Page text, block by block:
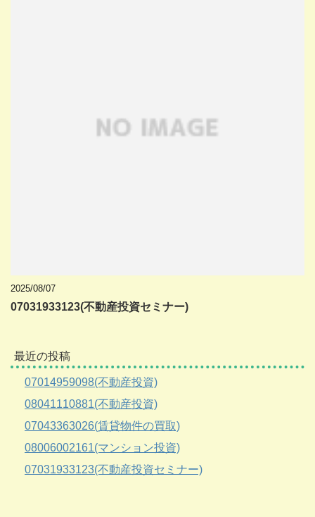
2025/08/07
07031933123(不動産投資セミナー)
最近の投稿
07014959098(不動産投資)
08041110881(不動産投資)
07043363026(賃貸物件の買取)
08006002161(マンション投資)
07031933123(不動産投資セミナー)